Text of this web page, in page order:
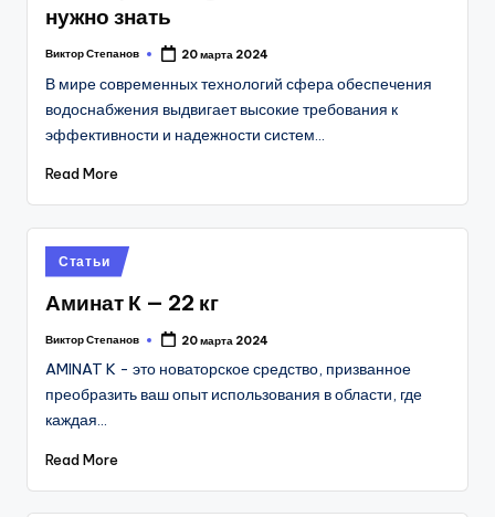
нужно знать
Posted
Виктор Степанов 20 марта 2024
В мире современных технологий сфера обеспечения
водоснабжения выдвигает высокие требования к
эффективности и надежности систем…
Read More
Posted
in
Статьи
Аминат К — 22 кг
Posted
Виктор Степанов 20 марта 2024
AMINAT K - это новаторское средство, призванное
преобразить ваш опыт использования в области, где
каждая…
Read More